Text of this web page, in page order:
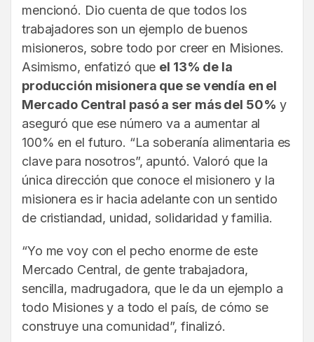
mencionó. Dio cuenta de que todos los
trabajadores son un ejemplo de buenos
misioneros, sobre todo por creer en Misiones.
Asimismo, enfatizó que el 13% de la
producción misionera que se vendía en el
Mercado Central pasó a ser más del 50% y
aseguró que ese número va a aumentar al
100% en el futuro. “La soberanía alimentaria es
clave para nosotros”, apuntó. Valoró que la
única dirección que conoce el misionero y la
misionera es ir hacia adelante con un sentido
de cristiandad, unidad, solidaridad y familia.
“Yo me voy con el pecho enorme de este
Mercado Central, de gente trabajadora,
sencilla, madrugadora, que le da un ejemplo a
todo Misiones y a todo el país, de cómo se
construye una comunidad”, finalizó.